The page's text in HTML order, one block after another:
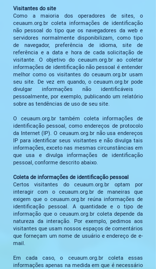
Visitantes do site
Como a maioria dos operadores de sites, o
ceuaum.org.br coleta informações de identificação
não pessoal do tipo que os navegadores da web e
servidores normalmente disponibilizam, como tipo
de navegador, preferência de idioma, site de
referência e a data e hora de cada solicitação de
visitante. O objetivo do ceuaum.org.br ao coletar
informações de identificação não pessoal é entender
melhor como os visitantes do ceuaum.org.br usam
seu site. De vez em quando, o ceuaum.org.br pode
divulgar informações não identificáveis ​​
pessoalmente, por exemplo, publicando um relatório
sobre as tendências de uso de seu site.
O ceuaum.org.br também coleta informações de
identificação pessoal, como endereços de protocolo
da Internet (IP). O ceuaum.org.br não usa endereços
IP para identificar seus visitantes e não divulga tais
informações, exceto nas mesmas circunstâncias em
que usa e divulga informações de identificação
pessoal, conforme descrito abaixo.
Coleta de informações de identificação pessoal
Certos visitantes do ceuaum.org.br optam por
interagir com o ceuaum.org.br de maneiras que
exigem que o ceuaum.org.br reúna informações de
identificação pessoal. A quantidade e o tipo de
informação que o ceuaum.org.br coleta depende da
natureza da interação. Por exemplo, pedimos aos
visitantes que usam nossos espaços de comentários
que forneçam um nome de usuário e endereço de e-
mail.
Em cada caso, o ceuaum.org.br coleta essas
informações apenas na medida em que é necessário